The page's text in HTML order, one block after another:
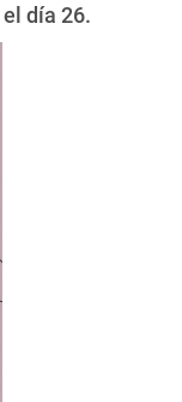
el día 26.